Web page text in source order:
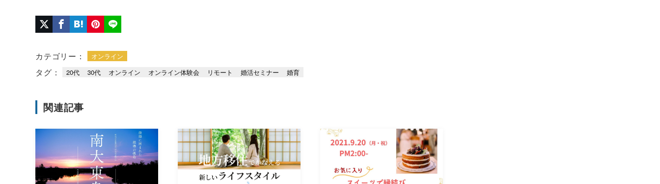
カテゴリー： オンライン
タグ： 20代 30代 オンライン オンライン体験会 リモート 婚活セミナー 婚育
関連記事